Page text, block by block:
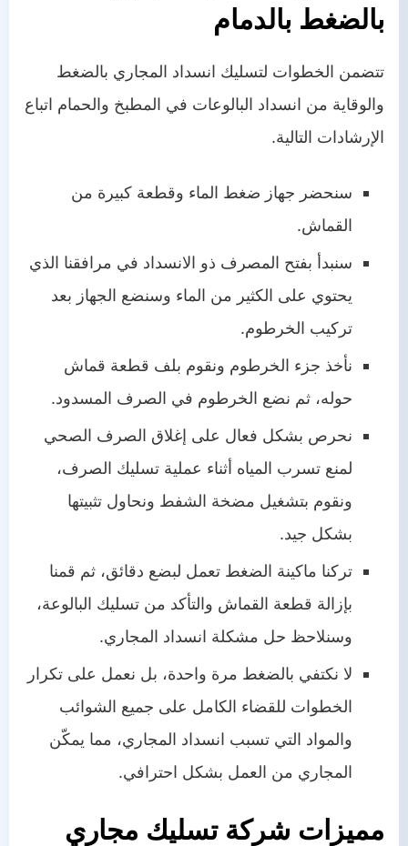
بالضغط بالدمام
تتضمن الخطوات لتسليك انسداد المجاري بالضغط
والوقاية من انسداد البالوعات في المطبخ والحمام اتباع
الإرشادات التالية.
سنحضر جهاز ضغط الماء وقطعة كبيرة من
القماش.
سنبدأ بفتح المصرف ذو الانسداد في مرافقنا الذي
يحتوي على الكثير من الماء وسنضع الجهاز بعد
تركيب الخرطوم.
نأخذ جزء الخرطوم ونقوم بلف قطعة قماش
حوله، ثم نضع الخرطوم في الصرف المسدود.
نحرص بشكل فعال على إغلاق الصرف الصحي
لمنع تسرب المياه أثناء عملية تسليك الصرف،
ونقوم بتشغيل مضخة الشفط ونحاول تثبيتها
بشكل جيد.
تركنا ماكينة الضغط تعمل لبضع دقائق، ثم قمنا
بإزالة قطعة القماش والتأكد من تسليك البالوعة،
وسنلاحظ حل مشكلة انسداد المجاري.
لا نكتفي بالضغط مرة واحدة، بل نعمل على تكرار
الخطوات للقضاء الكامل على جميع الشوائب
والمواد التي تسبب انسداد المجاري، مما يمكّن
المجاري من العمل بشكل احترافي.
مميزات شركةتسليك مجاري